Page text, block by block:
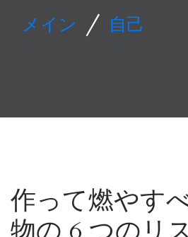
メイン / 自己
作って燃やす